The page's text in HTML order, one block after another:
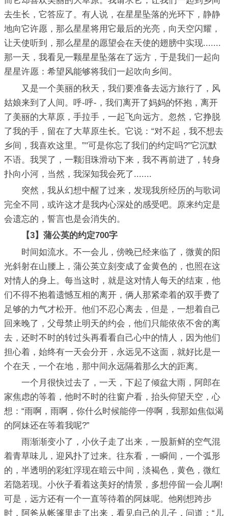
去生长，它答应了。有人说，在星星坠落的光环下，静静
地向它许愿，那么星星将用它最后的光亮，向天空闪耀，
让天使听到，那么星星的愿望会在天使的翅膀中实现.......
那一天，我看见一颗星星坠落在了远方，于是我们一起向
星星许愿：希望风能够将我们一起吹向乡间。
又是一个美丽的秋天，我们要准备去远方旅行了，风
姑娘来到了人间。呼-呼-，我们离开了妈妈的怀抱，离开
了美丽的大草原，手拉手，一起飞向远方。忽然，它挣脱
了我的手，留在了大草原生长。它说：“对不起，我不想去
乡间，我喜欢这里。”"可是你忘了我们的约定吗?”它沉默
不语。我哭了，一颗泪珠滑动下来，我不再前进了，转身
扑向小河，当然，我深知我会死了.......
突然，我从幻想中醒了过来，发现我所经历的与歌词
完全不同，或许这才是我内心深处的感受吧。原来约定是
会遗忘的，誓言也是会消失的。
【3】蒲公英的约定700字
时间如流水。不一会儿，傍晚已经来临了，微黄的阳
光斜射在山腰上，蒲公英立刻变成了金黄色的，也照在这
对情人的身上。每当这时，就是这对情人每天的结束，他
们不得不抱着遗憾互相的离开，俩人那紧牵着的双手费了
足够的力气才松开。他们不忍心离去，但是，一想着自己
回来晚了，父母禁止明天的约会，他们只能依依不舍的离
去，还时不时的转过头再看看自己心中的情人，因为他们
担心着，始终有一天会分开，永远见不这面，就好比是一
个在天，一个在地，那中间永远隔着那么大的距离。
一个月很快过去了，一天，下起了倾盆大雨，阿郎在
家焦虑的等着，他时不时的往窗户看，抬头仰望天空，心
想：“雨啊，雨啊，你什么时候能停一停啊，我那如焦似渴
的阿妹还在等着我呢?”
雨渐渐变小了，小伙子走了出来，一股新鲜的空气混
着青草味儿，迎风扑了过来。往东看，一瞬间，一个弧形
的，半透明的彩虹浮现在暗云中间，淡褐色，黄色，微红
若隐若现。小伙子看着这美好的情景，多想停留一会儿啊!
可是，远方还有一个一直等待着的阿妹呢。他刚想跨步
时，阿爸从帐篷里走了出来，看见自己的儿子，问道：“儿